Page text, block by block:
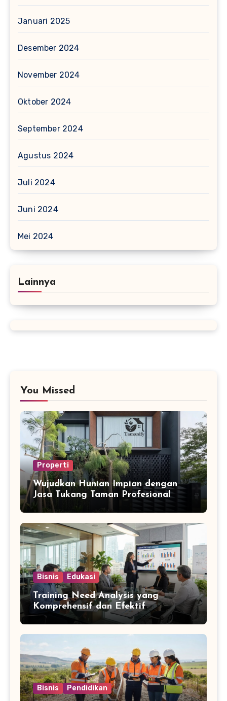
Januari 2025
Desember 2024
November 2024
Oktober 2024
September 2024
Agustus 2024
Juli 2024
Juni 2024
Mei 2024
Lainnya
You Missed
Properti
Wujudkan Hunian Impian dengan
Jasa Tukang Taman Profesional
Bisnis Edukasi
Training Need Analysis yang
Komprehensif dan Efektif
Bisnis Pendidikan